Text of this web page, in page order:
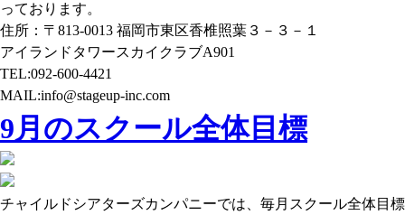
っております。
住所：〒813-0013 福岡市東区香椎照葉３－３－１
アイランドタワースカイクラブA901
TEL:092-600-4421
MAIL:info@stageup-inc.com
9月のスクール全体目標
チャイルドシアターズカンパニーでは、毎月スクール全体目標